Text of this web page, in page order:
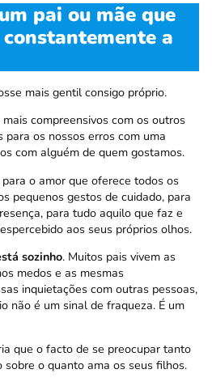
pai ou mãe que
a
mais gentil consigo próprio.
compreensivos com os outros
para os nossos erros com uma
com alguém de quem gostamos.
o amor que oferece todos os
pequenos gestos de cuidado, para
para tudo aquilo que faz e
aos seus próprios olhos.
sozinho. Muitos pais vivem as
medos e as mesmas
inquietações com outras pessoas,
não é um sinal de fraqueza. É um
que o facto de se preocupar tanto
o quanto ama os seus filhos.